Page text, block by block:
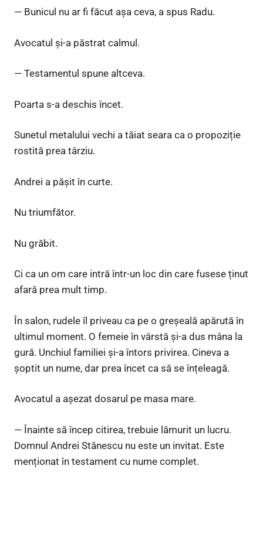
— Bunicul nu ar fi făcut așa ceva, a spus Radu.
Avocatul și-a păstrat calmul.
— Testamentul spune altceva.
Poarta s-a deschis încet.
Sunetul metalului vechi a tăiat seara ca o propoziție
rostită prea târziu.
Andrei a pășit în curte.
Nu triumfător.
Nu grăbit.
Ci ca un om care intră într-un loc din care fusese ținut
afară prea mult timp.
În salon, rudele îl priveau ca pe o greșeală apărută în
ultimul moment. O femeie în vârstă și-a dus mâna la
gură. Unchiul familiei și-a întors privirea. Cineva a
șoptit un nume, dar prea încet ca să se înțeleagă.
Avocatul a așezat dosarul pe masa mare.
— Înainte să încep citirea, trebuie lămurit un lucru.
Domnul Andrei Stănescu nu este un invitat. Este
menționat în testament cu nume complet.